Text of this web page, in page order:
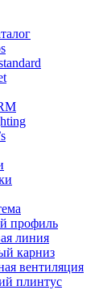
профиль
линия
карниз
вентиляция
плинтус